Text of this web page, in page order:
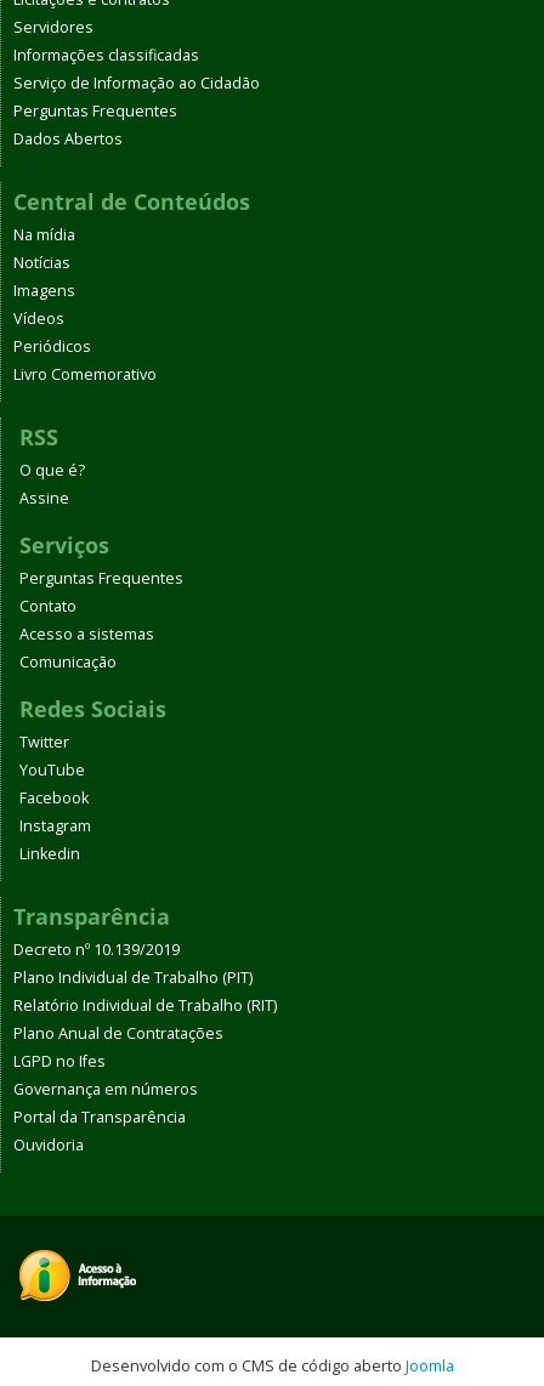
Servidores
Informações classificadas
Serviço de Informação ao Cidadão
Perguntas Frequentes
Dados Abertos
Central de Conteúdos
Na mídia
Notícias
Imagens
Vídeos
Periódicos
Livro Comemorativo
RSS
O que é?
Assine
Serviços
Perguntas Frequentes
Contato
Acesso a sistemas
Comunicação
Redes Sociais
Twitter
YouTube
Facebook
Instagram
Linkedin
Transparência
Decreto nº 10.139/2019
Plano Individual de Trabalho (PIT)
Relatório Individual de Trabalho (RIT)
Plano Anual de Contratações
LGPD no Ifes
Governança em números
Portal da Transparência
Ouvidoria
Desenvolvido com o CMS de código aberto Joomla